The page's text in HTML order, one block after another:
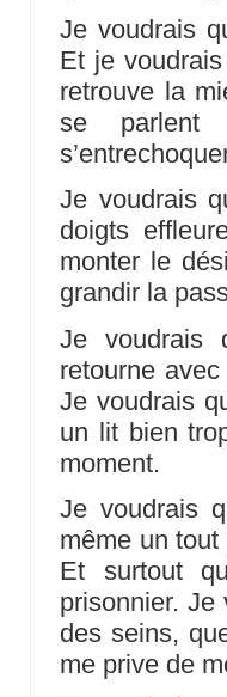
Je voudrais
Et je
retrouve la
se parlent
Je voudrais
doigts
monter le
grandir la
Je voudrais
retourne
Je voudrais
un lit bien
moment.
Je voudrais
même un tout
Et surtout
prisonnier. Je
des seins,
me prive de